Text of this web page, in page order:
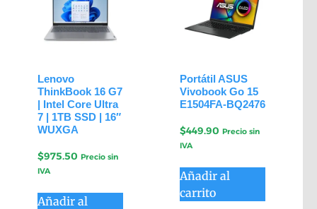
Lenovo
ThinkBook 16 G7
| Intel Core Ultra
7 | 1TB SSD | 16″
WUXGA
$975.50 Precio sin
IVA
Añadir al
Portátil ASUS
Vivobook Go 15
E1504FA-BQ2476
$449.90 Precio sin
IVA
Añadir al
carrito